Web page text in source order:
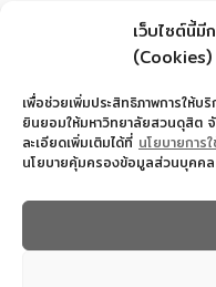
เว็บไซต์นี้มี
(Cookies)
เพื่อช่วยเพิ่มประสิทธิภาพการให้บ
ยินยอมให้มหาวิทยาลัยสวนดุสิต
ละเอียดเพิ่มเติมได้ที่ นโยบายการ
นโยบายคุ้มครองข้อมูลส่วนบุคค
© 2026 โรงเรียน